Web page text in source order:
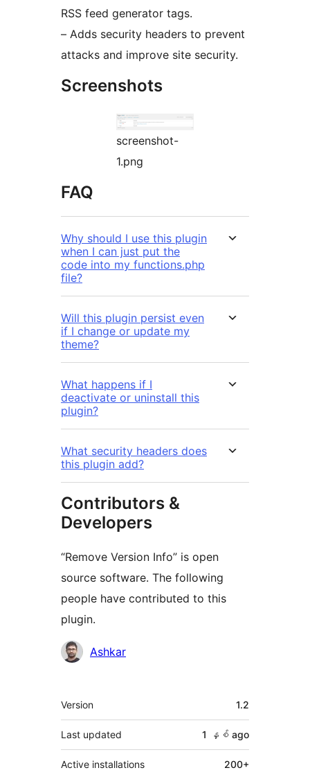
RSS feed generator tags.
– Adds security headers to prevent
attacks and improve site security.
Screenshots
screenshot-
1.png
FAQ
Why should I use this plugin
when I can just put the
code into my functions.php
file?
Will this plugin persist even
if I change or update my
theme?
What happens if I
deactivate or uninstall this
plugin?
What security headers does
this plugin add?
Contributors &
Developers
“Remove Version Info” is open
source software. The following
people have contributed to this
plugin.
Contributors
Ashkar
Meta
Version 1.2
Last updated 1 နှစ် ago
Active installations 200+